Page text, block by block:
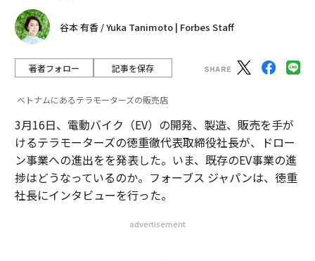
谷本 有香 / Yuka Tanimoto | Forbes Staff
著者フォロー 記事を保存
ベトナムにあるテラモーターズの販売店
3月16日、電動バイク（EV）の開発、製造、販売を手が
けるテラモーターズの徳重徹代表取締役社長が、ドロー
ン事業への進出をを発表した。いま、既存のEV事業の進
捗はどうなっているのか。フォーブス ジャパンは、徳重
社長にインタビューを行った。
advertisement